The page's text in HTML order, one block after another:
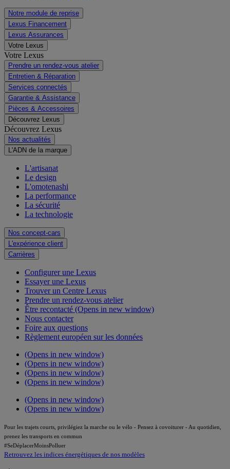
Notre module de reprise
Lexus Financement
Lexus Assurances
Votre Lexus
Votre Lexus
Prendre un rendez-vous atelier
Entretien & Réparation
Services connectés
Garantie & Assistance
Pièces & Accessoires
Découvrez Lexus
Découvrez Lexus
Nos actualités
L'ADN de la marque
L'artisanat
Le design
L'omotenashi
La performance
La sécurité
La technologie
Nos concept-cars
L'expérience client
Carrières
Configurer une Lexus
Essayer une Lexus
Trouver un Centre Lexus
Prendre un rendez-vous atelier
Être recontacté (Opens in new window)
Nous contacter
Foire aux questions
Règlement européen sur les données
(Opens in new window)
(Opens in new window)
(Opens in new window)
(Opens in new window)
(Opens in new window)
(Opens in new window)
Pour les trajets courts, privilégiez la marche ou le vélo - Pensez à covoiturer - Au quotidien,
prenez les transports en commun
#SeDéplacerMoinsPolluer
Retrouvez les indices énergétiques de nos modèles